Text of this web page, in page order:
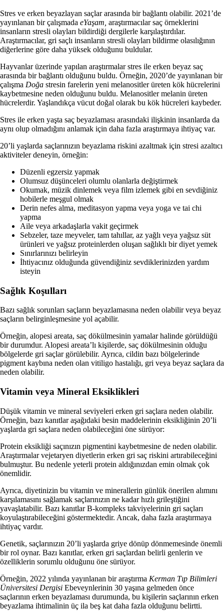
Stres ve erken beyazlayan saçlar arasında bir bağlantı olabilir. 2021’de
yayınlanan bir çalışmada eYaşam, araştırmacılar saç örneklerini
insanların stresli olayları bildirdiği dergilerle karşılaştırdılar.
Araştırmacılar, gri saçlı insanların stresli olayları bildirme olasılığının
diğerlerine göre daha yüksek olduğunu buldular.
Hayvanlar üzerinde yapılan araştırmalar stres ile erken beyaz saç
arasında bir bağlantı olduğunu buldu. Örneğin, 2020’de yayınlanan bir
çalışma Doğa stresin farelerin yeni melanositler üreten kök hücrelerini
kaybetmesine neden olduğunu buldu. Melanositler melanin üreten
hücrelerdir. Yaşlandıkça vücut doğal olarak bu kök hücreleri kaybeder.
Stres ile erken yaşta saç beyazlaması arasındaki ilişkinin insanlarda da
aynı olup olmadığını anlamak için daha fazla araştırmaya ihtiyaç var.
20’li yaşlarda saçlarınızın beyazlama riskini azaltmak için stresi azaltıcı
aktiviteler deneyin, örneğin:
Düzenli egzersiz yapmak
Olumsuz düşünceleri olumlu olanlarla değiştirmek
Okumak, müzik dinlemek veya film izlemek gibi en sevdiğiniz
hobilerle meşgul olmak
Derin nefes alma, meditasyon yapma veya yoga ve tai chi
yapma
Aile veya arkadaşlarla vakit geçirmek
Sebzeler, taze meyveler, tam tahıllar, az yağlı veya yağsız süt
ürünleri ve yağsız proteinlerden oluşan sağlıklı bir diyet yemek
Sınırlarınızı belirleyin
İhtiyacınız olduğunda güvendiğiniz sevdiklerinizden yardım
isteyin
Sağlık Koşulları
Bazı sağlık sorunları saçların beyazlamasına neden olabilir veya beyaz
saçların belirginleşmesine yol açabilir.
Örneğin, alopesi areata, saç dökülmesinin yamalar halinde görüldüğü
bir durumdur. Alopesi areata’lı kişilerde, saç dökülmesinin olduğu
bölgelerde gri saçlar görülebilir. Ayrıca, cildin bazı bölgelerinde
pigment kaybına neden olan vitiligo hastalığı, gri veya beyaz saçlara da
neden olabilir.
Vitamin veya Mineral Eksiklikleri
Düşük vitamin ve mineral seviyeleri erken gri saçlara neden olabilir.
Örneğin, bazı kanıtlar aşağıdaki besin maddelerinin eksikliğinin 20’li
yaşlarda gri saçlara neden olabileceğini öne sürüyor:
Protein eksikliği saçınızın pigmentini kaybetmesine de neden olabilir.
Araştırmalar vejetaryen diyetlerin erken gri saç riskini artırabileceğini
bulmuştur. Bu nedenle yeterli protein aldığınızdan emin olmak çok
önemlidir.
Ayrıca, diyetinizin bu vitamin ve minerallerin günlük önerilen alımını
karşılamasını sağlamak saçlarınızın ne kadar hızlı grileştiğini
yavaşlatabilir. Bazı kanıtlar B-kompleks takviyelerinin gri saçları
koyulaştırabileceğini göstermektedir. Ancak, daha fazla araştırmaya
ihtiyaç vardır.
Genetik, saçlarınızın 20’li yaşlarda griye dönüp dönmemesinde önemli
bir rol oynar. Bazı kanıtlar, erken gri saçlardan belirli genlerin ve
özelliklerin sorumlu olduğunu öne sürüyor.
Örneğin, 2022 yılında yayınlanan bir araştırma Kerman Tıp Bilimleri
Üniversitesi Dergisi Ebeveynlerinin 30 yaşına gelmeden önce
saçlarının erken beyazlaması durumunda, bu kişilerin saçlarının erken
beyazlama ihtimalinin üç ila beş kat daha fazla olduğunu belirtti.